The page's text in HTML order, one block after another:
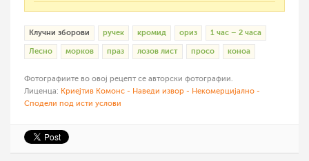
Клучни зборови ручек кромид ориз 1 час – 2 часа
Лесно морков праз лозов лист просо коноа
Фотографиите во овој рецепт се авторски фотографии.
Лиценца: Криејтив Комонс - Наведи извор - Некомерцијално -
Сподели под исти услови